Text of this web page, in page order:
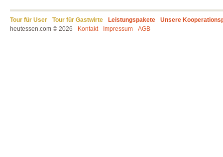
Tour für User Tour für Gastwirte Leistungspakete
Unsere
heutessen.com © 2026
Kontakt Impressum AGB